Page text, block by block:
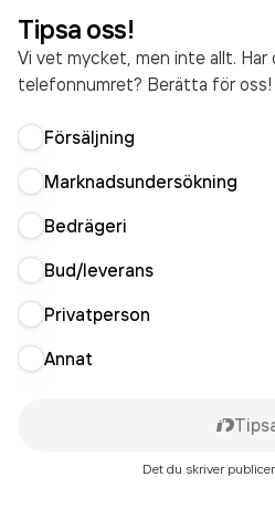
Tipsa oss!
Vi vet mycket, men inte allt.
telefonnumret? Berätta för oss!
Försäljning
Marknadsundersökning
Bedrägeri
Bud/leverans
Privatperson
Annat
Det du skriver